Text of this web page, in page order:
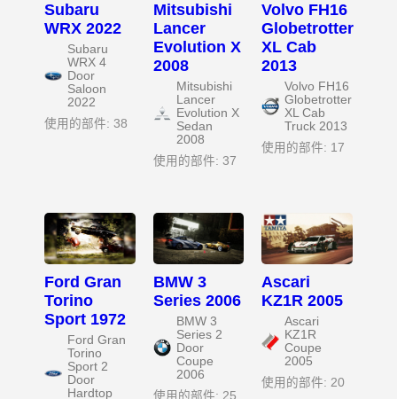
Subaru
WRX 2022
Subaru
WRX 4
Door
Saloon
2022
使用的部件: 38
Mitsubishi
Lancer
Evolution X
2008
Mitsubishi
Lancer
Evolution X
Sedan
2008
使用的部件: 37
Volvo FH16
Globetrotter
XL Cab
2013
Volvo FH16
Globetrotter
XL Cab
Truck 2013
使用的部件: 17
Ford Gran
Torino
Sport 1972
Ford Gran
Torino
Sport 2
Door
Hardtop
BMW 3
Series 2006
BMW 3
Series 2
Door
Coupe
2006
使用的部件: 25
Ascari
KZ1R 2005
Ascari
KZ1R
Coupe
2005
使用的部件: 20